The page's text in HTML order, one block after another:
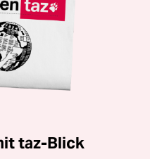
taz-Blick